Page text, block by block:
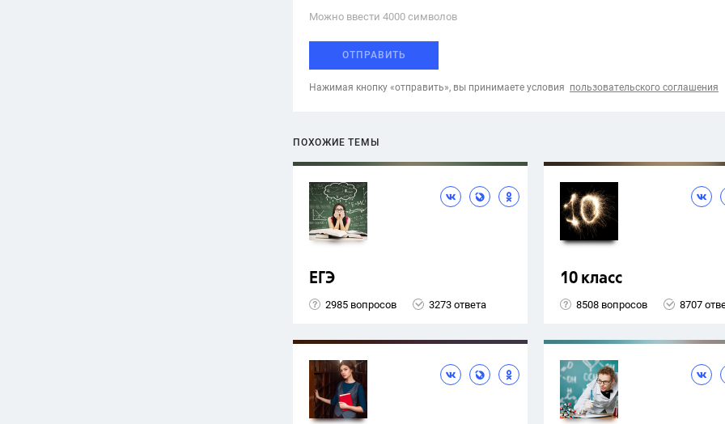
Можно ввести 4000 cимволов
ОТПРАВИТЬ
Нажимая кнопку «отправить», вы принимаете условия пользовательского соглашения
ПОХОЖИЕ ТЕМЫ
ЕГЭ
2985 вопросов 3273 ответа
10 класс
8508 вопросов 8707